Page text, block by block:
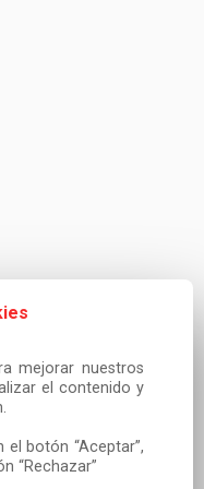
mejorar nuestros
el contenido y
botón “Aceptar”,
“Rechazar”